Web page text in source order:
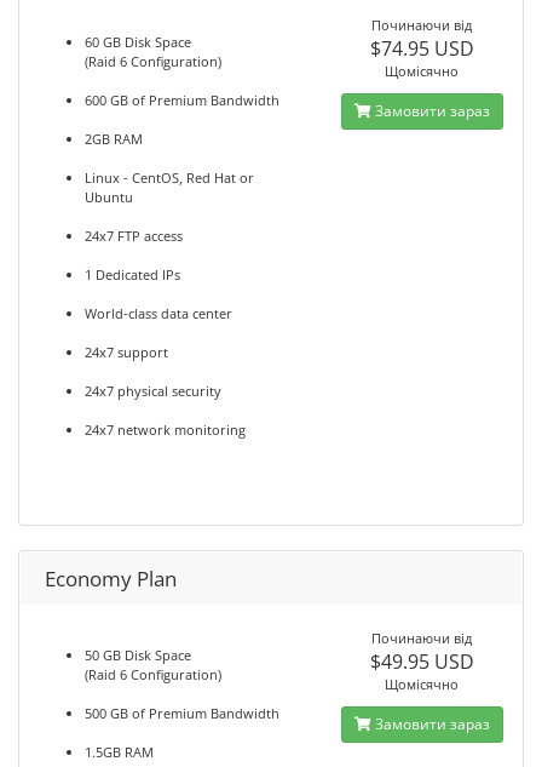
60 GB Disk Space
(Raid 6 Configuration)
600 GB of Premium Bandwidth
2GB RAM
Linux - CentOS, Red Hat or
Ubuntu
24x7 FTP access
1 Dedicated IPs
World-class data center
24x7 support
24x7 physical security
24x7 network monitoring
Починаючи від
$74.95 USD
Щомісячно
Замовити зараз
Economy Plan
50 GB Disk Space
(Raid 6 Configuration)
500 GB of Premium Bandwidth
1.5GB RAM
Починаючи від
$49.95 USD
Щомісячно
Замовити зараз